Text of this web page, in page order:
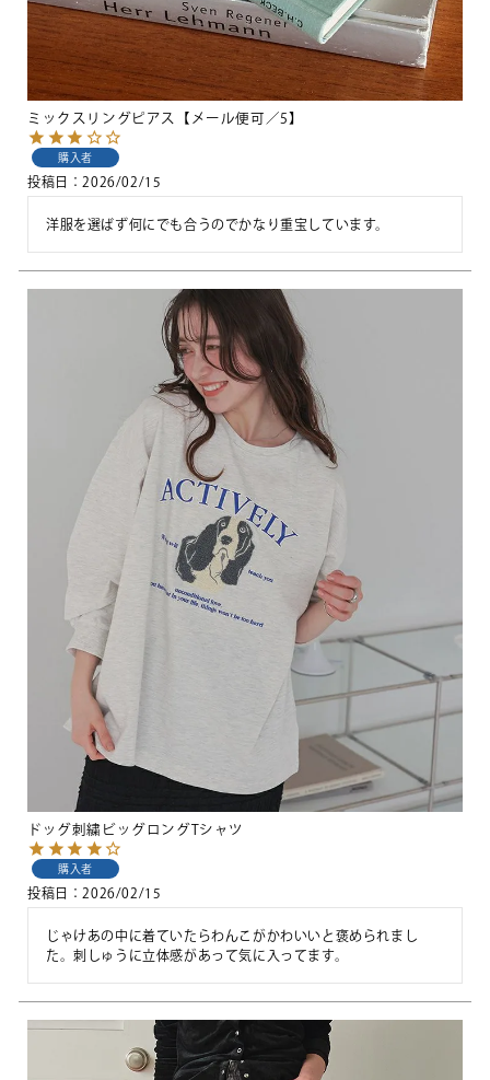
ミックスリングピアス【メール便可／5】
購入者
投稿日 2026/02/15
洋服を選ばず何にでも合うのでかなり重宝しています。
ドッグ刺繍ビッグロングTシャツ
購入者
投稿日 2026/02/15
じゃけあの中に着ていたらわんこがかわいいと褒められまし
た。刺しゅうに立体感があって気に入ってます。